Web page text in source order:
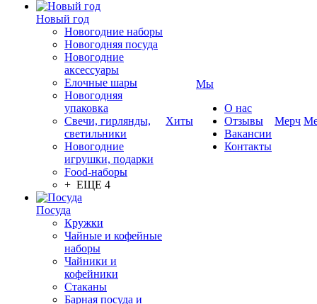
Новый год
Новогодние наборы
Новогодняя посуда
Новогодние
аксессуары
Елочные шары
Новогодняя
упаковка
Свечи, гирлянды,
светильники
Новогодние
игрушки, подарки
Food-наборы
+ ЕЩЕ 4
Посуда
Кружки
Чайные и кофейные
наборы
Чайники и
кофейники
Стаканы
Барная посуда и
Хиты
Мы
О нас
Отзывы
Вакансии
Контакты
Мерч